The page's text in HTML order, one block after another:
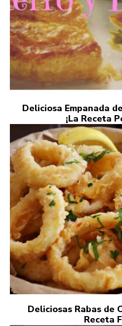
Deliciosa Empanada
¡La Receta
Deliciosas Rabas de
Receta